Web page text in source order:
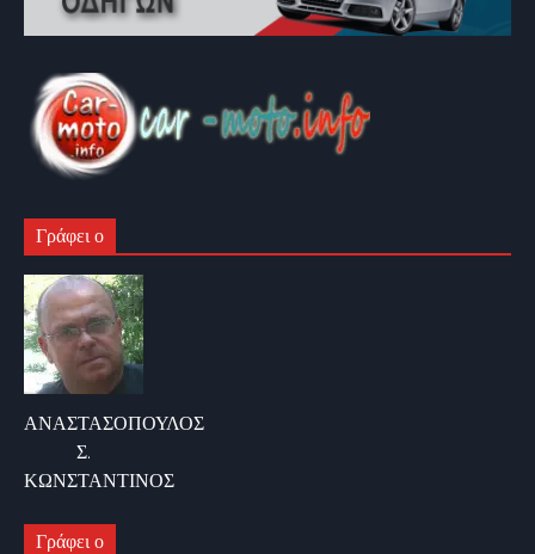
Γράφει ο
ΑΝΑΣΤΑΣΟΠΟΥΛΟΣ
Σ.
ΚΩΝΣΤΑΝΤΙΝΟΣ
Γράφει ο